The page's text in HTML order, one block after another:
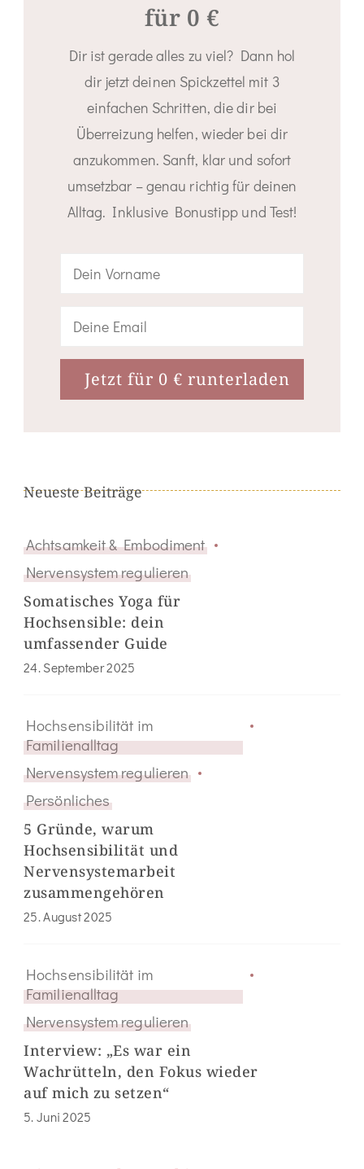
für 0 €
Dir ist gerade alles zu viel? Dann hol
dir jetzt deinen Spickzettel mit 3
einfachen Schritten, die dir bei
Überreizung helfen, wieder bei dir
anzukommen. Sanft, klar und sofort
umsetzbar – genau richtig für deinen
Alltag. Inklusive Bonustipp und Test!
Neueste Beiträge
Achtsamkeit & Embodiment
Nervensystem regulieren
Somatisches Yoga für
Hochsensible: dein
umfassender Guide
24. September 2025
Hochsensibilität im
Familienalltag
Nervensystem regulieren
Persönliches
5 Gründe, warum
Hochsensibilität und
Nervensystemarbeit
zusammengehören
25. August 2025
Hochsensibilität im
Familienalltag
Nervensystem regulieren
Interview: „Es war ein
Wachrütteln, den Fokus wieder
auf mich zu setzen“
5. Juni 2025